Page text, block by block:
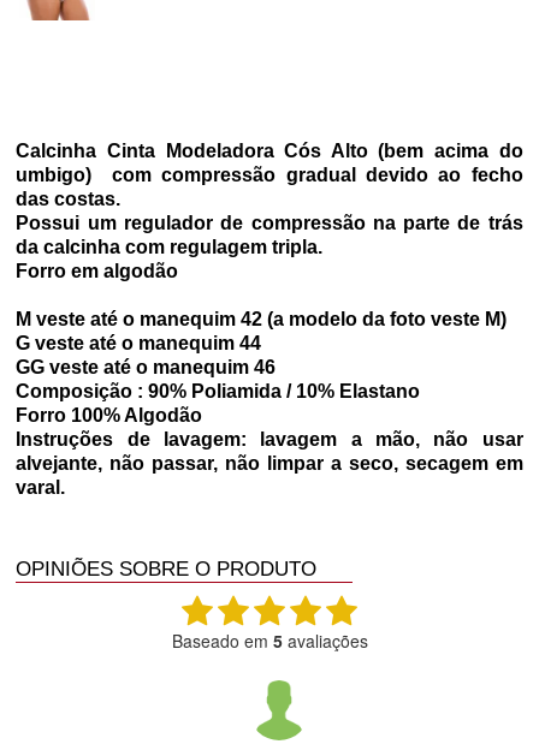
Calcinha Cinta Modeladora Cós Alto (bem acima do
umbigo) com compressão gradual devido ao fecho
das costas.
Possui um regulador de compressão na parte de trás
da calcinha com regulagem tripla.
Forro em algodão
M veste até o manequim 42 (a modelo da foto veste M)
G veste até o manequim 44
GG veste até o manequim 46
Composição : 90% Poliamida / 10% Elastano
Forro 100% Algodão
Instruções de lavagem: lavagem a mão, não usar
alvejante, não passar, não limpar a seco, secagem em
varal.
OPINIÕES SOBRE O PRODUTO
Baseado em 5avaliações